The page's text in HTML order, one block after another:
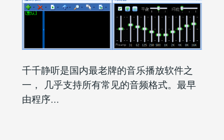
千千静听是国内最老牌的音乐播放软件之
一， 几乎支持所有常见的音频格式。最早
由程序…